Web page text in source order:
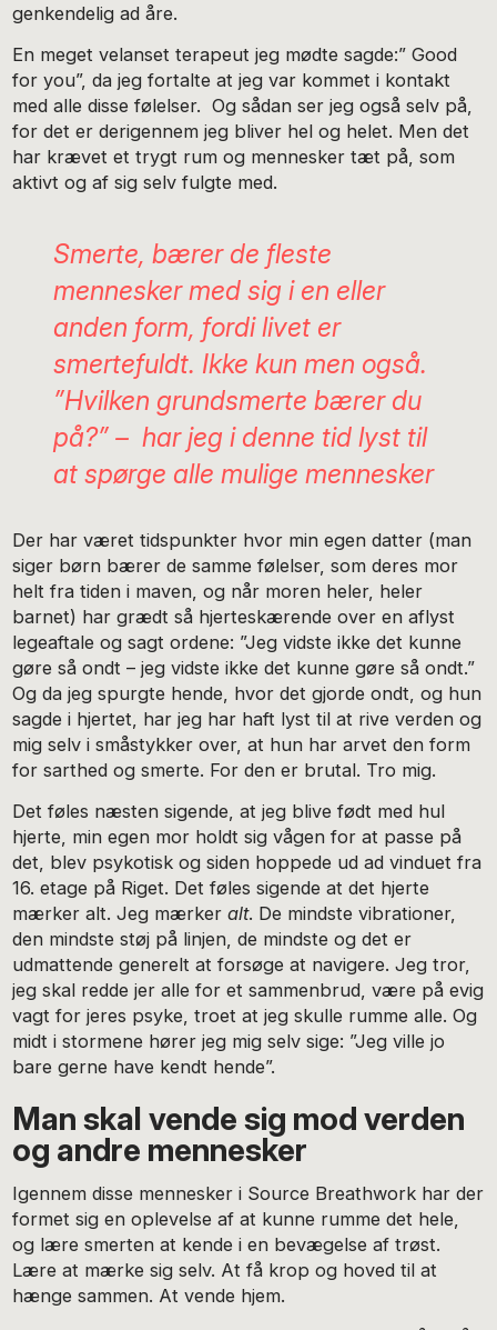
genkendelig ad åre.
En meget velanset terapeut jeg mødte sagde:” Good
for you”, da jeg fortalte at jeg var kommet i kontakt
med alle disse følelser. Og sådan ser jeg også selv på,
for det er derigennem jeg bliver hel og helet. Men det
har krævet et trygt rum og mennesker tæt på, som
aktivt og af sig selv fulgte med.
Smerte, bærer de fleste
mennesker med sig i en eller
anden form, fordi livet er
smertefuldt. Ikke kun men også.
”Hvilken grundsmerte bærer du
på?” – har jeg i denne tid lyst til
at spørge alle mulige mennesker
Der har været tidspunkter hvor min egen datter (man
siger børn bærer de samme følelser, som deres mor
helt fra tiden i maven, og når moren heler, heler
barnet) har grædt så hjerteskærende over en aflyst
legeaftale og sagt ordene: ”Jeg vidste ikke det kunne
gøre så ondt – jeg vidste ikke det kunne gøre så ondt.”
Og da jeg spurgte hende, hvor det gjorde ondt, og hun
sagde i hjertet, har jeg har haft lyst til at rive verden og
mig selv i småstykker over, at hun har arvet den form
for sarthed og smerte. For den er brutal. Tro mig.
Det føles næsten sigende, at jeg blive født med hul
hjerte, min egen mor holdt sig vågen for at passe på
det, blev psykotisk og siden hoppede ud ad vinduet fra
16. etage på Riget. Det føles sigende at det hjerte
mærker alt. Jeg mærkeralt. De mindste vibrationer,
den mindste støj på linjen, de mindste og det er
udmattende generelt at forsøge at navigere. Jeg tror,
jeg skal redde jer alle for et sammenbrud, være på evig
vagt for jeres psyke, troet at jeg skulle rumme alle. Og
midt i stormene hører jeg mig selv sige: ”Jeg ville jo
bare gerne have kendt hende”.
Man skal vende sig mod verden
og andre mennesker
Igennem disse mennesker i Source Breathwork har der
formet sig en oplevelse af at kunne rumme det hele,
og lære smerten at kende i en bevægelse af trøst.
Lære at mærke sig selv. At få krop og hoved til at
hænge sammen. At vende hjem.